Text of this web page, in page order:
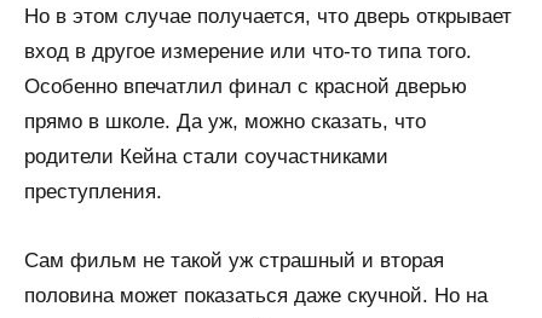
Но в этом случае получается, что дверь открывает
вход в другое измерение или что-то типа того.
Особенно впечатлил финал с красной дверью
прямо в школе. Да уж, можно сказать, что
родители Кейна стали соучастниками
преступления.
Сам фильм не такой уж страшный и вторая
половина может показаться даже скучной. Но на